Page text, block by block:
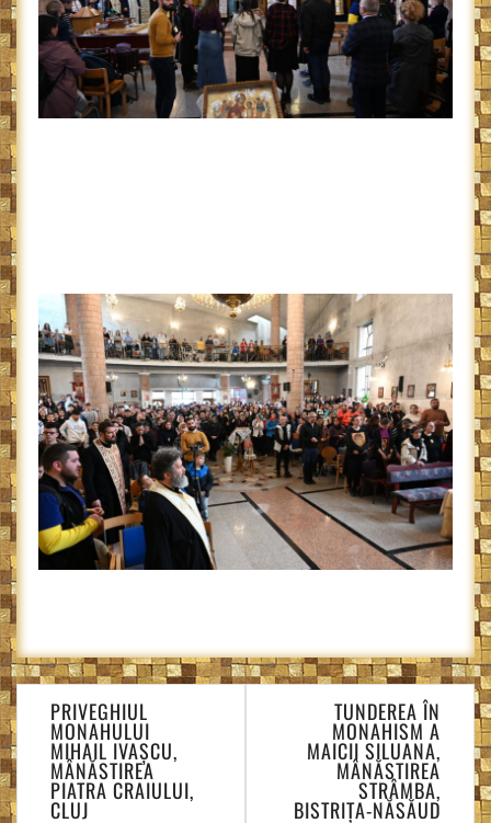
Navigare
în
articole
PRIVEGHIUL
MONAHULUI
MIHAIL IVAȘCU,
MÂNĂSTIREA
PIATRA CRAIULUI,
CLUJ
TUNDEREA ÎN
MONAHISM A
MAICII SILUANA,
MÂNĂSTIREA
STRÂMBA,
BISTRIȚA-NĂSĂUD